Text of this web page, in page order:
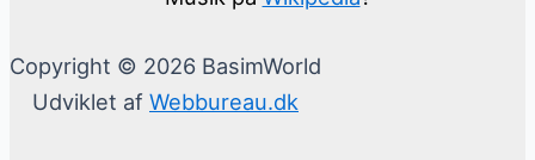
Copyright © 2026 BasimWorld
Udviklet af Webbureau.dk